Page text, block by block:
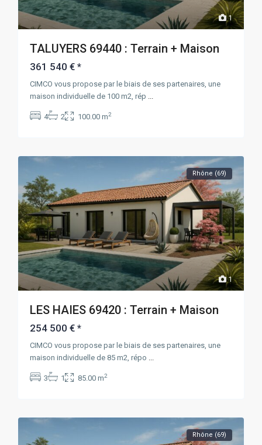
1
TALUYERS 69440 : Terrain + Maison
361 540 €*
CIMCO vous propose par le biais de ses partenaires, une
maison individuelle de 100 m2, rép
4 2 100.00 m2
1
Rhône (69)
LES HAIES 69420 : Terrain + Maison
254 500 €*
CIMCO vous propose par le biais de ses partenaires, une
maison individuelle de 85 m2, répo
3 1 85.00 m2
Rhône (69)